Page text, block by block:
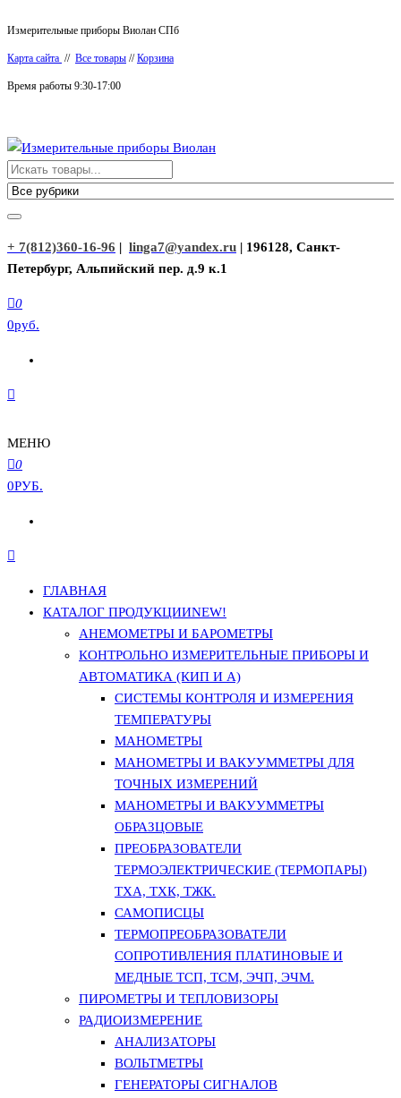
к
содержимому
Измерительные приборы Виолан СПб
Карта сайта // Все товары //Корзина
Время работы 9:30-17:00
Измерительные приборы Виолан
+ 7(812)360-16-96 | linga7@yandex.ru | 196128, Санкт-
Петербург, Альпийский пер. д.9 к.1
0
0руб.
МЕНЮ
0
0РУБ.
ГЛАВНАЯ
КАТАЛОГ ПРОДУКЦИИNEW!
АНЕМОМЕТРЫ И БАРОМЕТРЫ
КОНТРОЛЬНО ИЗМЕРИТЕЛЬНЫЕ ПРИБОРЫ И
АВТОМАТИКА (КИП И А)
СИСТЕМЫ КОНТРОЛЯ И ИЗМЕРЕНИЯ
ТЕМПЕРАТУРЫ
МАНОМЕТРЫ
МАНОМЕТРЫ И ВАКУУММЕТРЫ ДЛЯ
ТОЧНЫХ ИЗМЕРЕНИЙ
МАНОМЕТРЫ И ВАКУУММЕТРЫ
ОБРАЗЦОВЫЕ
ПРЕОБРАЗОВАТЕЛИ
ТЕРМОЭЛЕКТРИЧЕСКИЕ (ТЕРМОПАРЫ)
ТХА, ТХК, ТЖК.
САМОПИСЦЫ
ТЕРМОПРЕОБРАЗОВАТЕЛИ
СОПРОТИВЛЕНИЯ ПЛАТИНОВЫЕ И
МЕДНЫЕ ТСП, ТСМ, ЭЧП, ЭЧМ.
ПИРОМЕТРЫ И ТЕПЛОВИЗОРЫ
РАДИОИЗМЕРЕНИЕ
АНАЛИЗАТОРЫ
ВОЛЬТМЕТРЫ
ГЕНЕРАТОРЫ СИГНАЛОВ